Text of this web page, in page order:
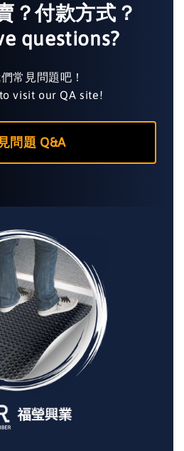
？付款方式？
questions?
常見問題吧！
visit our QA site!
問題 Q&A